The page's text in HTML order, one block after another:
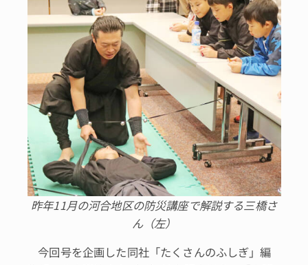
昨年11月の河合地区の防災講座で解説する三橋さ
ん（左）
今回号を企画した同社「たくさんのふしぎ」編